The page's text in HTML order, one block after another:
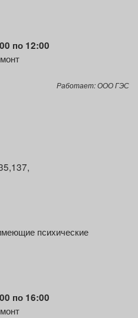
по 12:00
Работает: ООО ГЭС
психические
по 16:00